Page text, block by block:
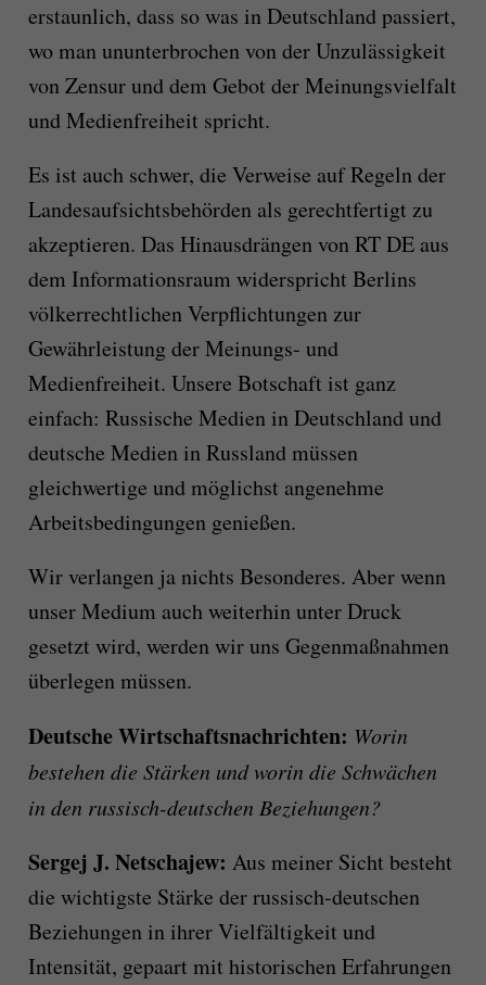
erstaunlich, dass so was in Deutschland passiert,
wo man ununterbrochen von der Unzulässigkeit
von Zensur und dem Gebot der Meinungsvielfalt
und Medienfreiheit spricht.
Es ist auch schwer, die Verweise auf Regeln der
Landesaufsichtsbehörden als gerechtfertigt zu
akzeptieren. Das Hinausdrängen von RT DE aus
dem Informationsraum widerspricht Berlins
völkerrechtlichen Verpflichtungen zur
Gewährleistung der Meinungs- und
Medienfreiheit. Unsere Botschaft ist ganz
einfach: Russische Medien in Deutschland und
deutsche Medien in Russland müssen
gleichwertige und möglichst angenehme
Arbeitsbedingungen genießen.
Wir verlangen ja nichts Besonderes. Aber wenn
unser Medium auch weiterhin unter Druck
gesetzt wird, werden wir uns Gegenmaßnahmen
überlegen müssen.
Deutsche Wirtschaftsnachrichten: Worin
bestehen die Stärken und worin die Schwächen
in den russisch-deutschen Beziehungen?
Sergej J. Netschajew: Aus meiner Sicht besteht
die wichtigste Stärke der russisch-deutschen
Beziehungen in ihrer Vielfältigkeit und
Intensität, gepaart mit historischen Erfahrungen